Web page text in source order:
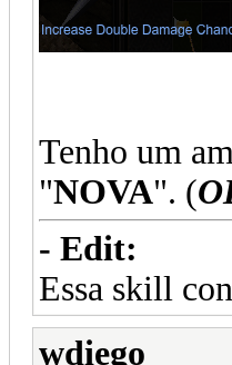
Tenho um
"NOVA". (
- Edit:
Essa skill
wdiego